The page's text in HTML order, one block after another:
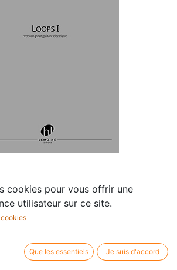
Hurel Philippe
Partition
cookies pour vous offrir une
utilisateur sur ce site.
Que les essentiels Je suis d'accord